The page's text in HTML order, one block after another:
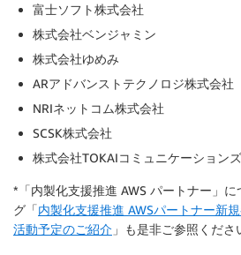
富士ソフト株式会社
株式会社ベンジャミン
株式会社ゆめみ
ARアドバンストテクノロジ株式会社
NRIネットコム株式会社
SCSK株式会社
株式会社TOKAIコミュニケーションズ
*「内製化支援推進 AWS パートナー」
グ「内製化支援推進 AWSパートナー新
活動予定のご紹介 」も是非ご参照くださ